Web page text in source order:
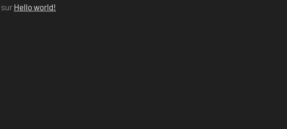
sur Hello world!